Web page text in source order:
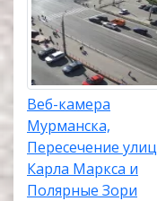
Веб-камера
Мурманска,
Пересечение улиц
Карла Маркса и
Полярные Зори